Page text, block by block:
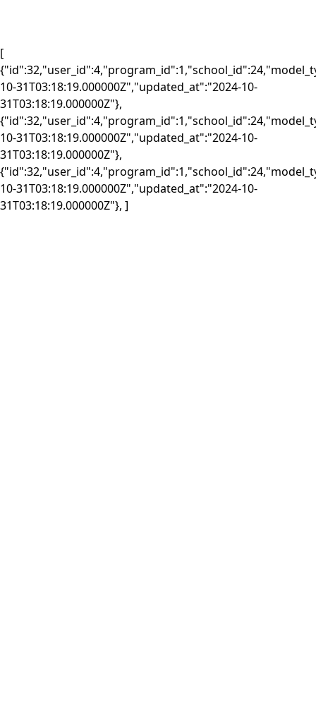
[
10-31T03:18:19.000000Z","updated_at":"2024-10-
31T03:18:19.000000Z"},
10-31T03:18:19.000000Z","updated_at":"2024-10-
31T03:18:19.000000Z"},
10-31T03:18:19.000000Z","updated_at":"2024-10-
31T03:18:19.000000Z"}, ]